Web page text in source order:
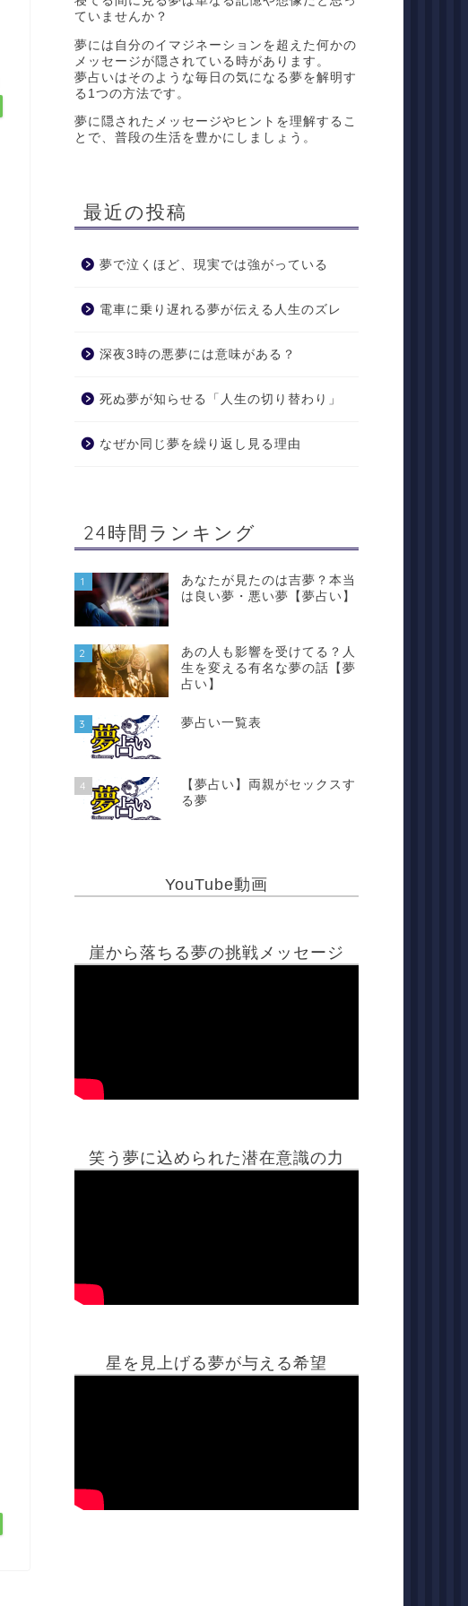
ていませんか？
夢には自分のイマジネーションを超えた何かの
メッセージが隠されている時があります。
夢占いはそのような毎日の気になる夢を解明す
る1つの方法です。
夢に隠されたメッセージやヒントを理解するこ
とで、普段の生活を豊かにしましょう。
最近の投稿
夢で泣くほど、現実では強がっている
電車に乗り遅れる夢が伝える人生のズレ
深夜3時の悪夢には意味がある？
死ぬ夢が知らせる「人生の切り替わり」
なぜか同じ夢を繰り返し見る理由
24時間ランキング
1
あなたが見たのは吉夢？本当
は良い夢・悪い夢【夢占い】
2
あの人も影響を受けてる？人
生を変える有名な夢の話【夢
占い】
3 夢占い一覧表
4
【夢占い】両親がセックスす
る夢
YouTube動画
崖から落ちる夢の挑戦メッセージ
笑う夢に込められた潜在意識の力
星を見上げる夢が与える希望